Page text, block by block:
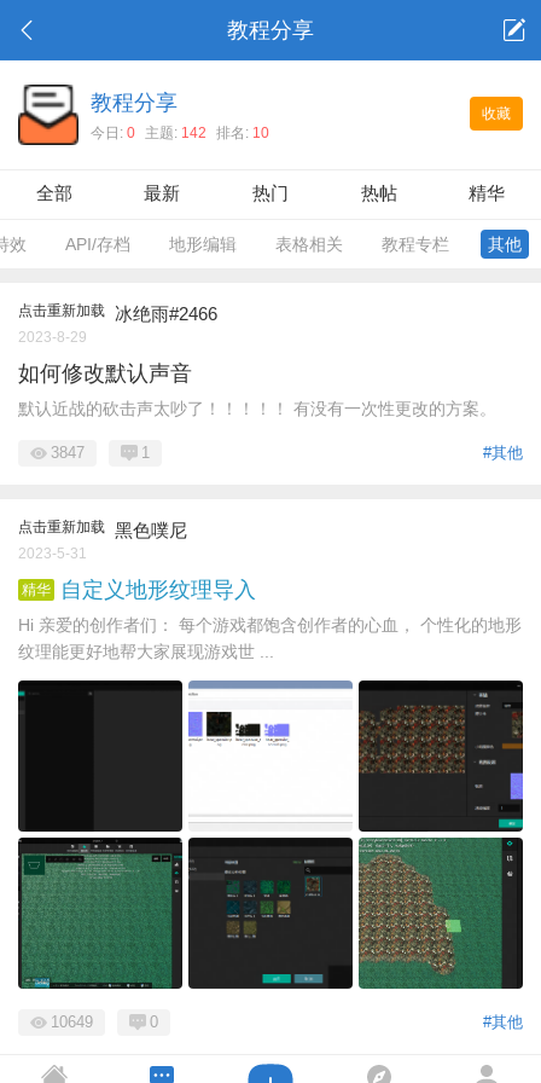
教程分享
收藏
教程分享
今日: 0 主题: 142 排名: 10
全部 最新 热门 热帖 精华
效 API/存档 地形编辑 表格相关 教程专栏 其他
点击重新加载 冰绝雨#2466
2023-8-29
如何修改默认声音
默认近战的砍击声太吵了！！！！！ 有没有一次性更改的方案。
#其他
3847 1
点击重新加载 黑色噗尼
2023-5-31
精华 自定义地形纹理导入
Hi 亲爱的创作者们： 每个游戏都饱含创作者的心血， 个性化的地形
纹理能更好地帮大家展现游戏世 ...
#其他
10649 0